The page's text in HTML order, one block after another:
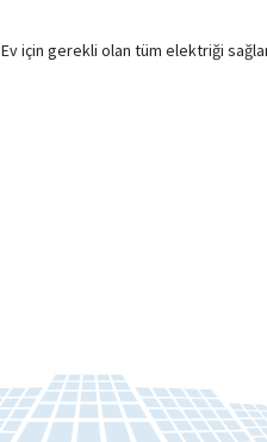
Ev için gerekli olan tüm elektriği